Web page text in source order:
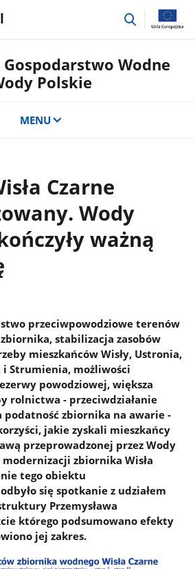
przejdź
Wodne
Polskie
MENU
Czarne
Wody
ważną
przeciwpowodziowe terenów
stabilizacja zasobów
mieszkańców Wisły, Ustronia,
i Strumienia, możliwości
powodziowej, większa
rolnictwa - przeciwdziałanie
podatność zbiornika na awarie -
jakie zyskali mieszkańcy
przeprowadzonej przez Wody
zbiornika Wisła
tego obiektu
się spotkanie z udziałem
Przemysława
którego podsumowano efekty
jej zakres.